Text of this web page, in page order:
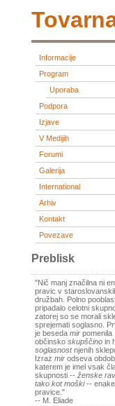
Informacije
Program
Uporaba
Podpora
Izjave
V Medijih
Forumi
Galerija
International
Arhiv
Kontakt
Povezave
Preblisk
"Nič manj značilna ni
pravic v
družbah. Polno
pripadalo celotni
zatorej so se morali
sprejemati soglasno.
je beseda mir pomenila
občinsko skupščino in
soglasnostnjenih
Izraz mir odseva
katerem je imel vsak
skupnosti -- ženske
tako kot moški-- enake
pravice."
-- M. Eliade